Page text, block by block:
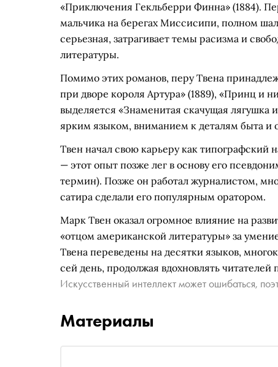
«Приключения Гекльберри Финна» (1884).
мальчика на берегах Миссисипи, полном
серьезная, затрагивает темы расизма и
литературы.
Помимо этих романов, перу Твена
при дворе короля Артура» (1889), «Принц и
выделяется «Знаменитая скачущая лягушка
ярким языком, вниманием к деталям быта и
Твен начал свою карьеру как
— этот опыт позже лег в основу его
термин). Позже он работал журналистом,
сатира сделали его популярным оратором.
Марк Твен оказал огромное влияние на
«отцом американской литературы» за
Твена переведены на десятки языков,
сей день, продолжая вдохновлять читателей
Искусственный интеллект может ошибаться,
Материалы